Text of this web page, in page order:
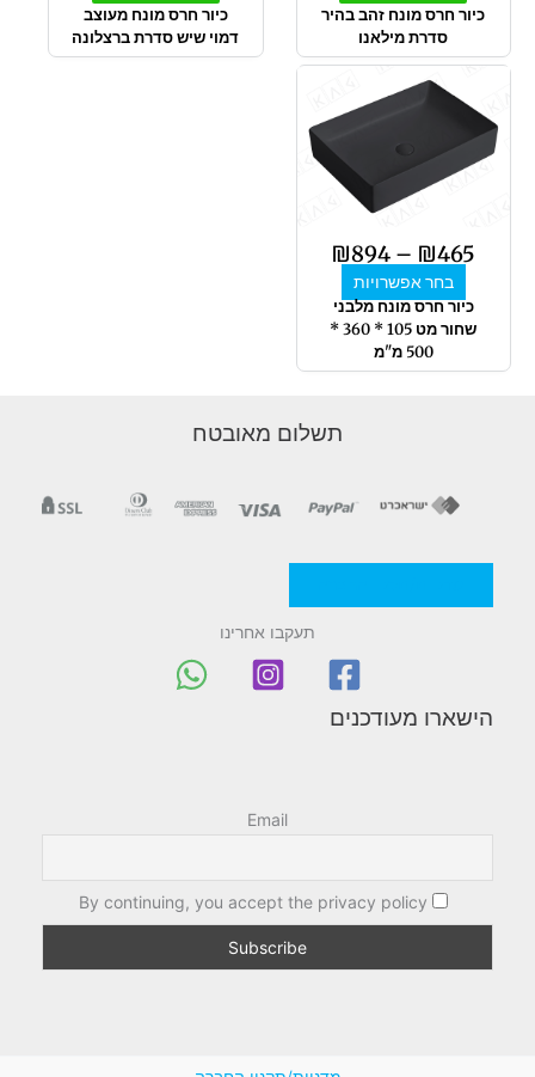
כיור חרס מונח זהב בהיר
סדרת מילאנו
כיור חרס מונח מעוצב
דמוי שיש סדרת ברצלונה
₪465
–
₪894
טווח
עד
בחר אפשרויות
סוגים.
ניתן
את
האפשרויות
בעמוד
המוצר
כיור חרס מונח מלבני
שחור מט 105 * 360 *
500 מ"מ
תשלום מאובטח
תעקבו אחרינו
הישארו מעודכנים
Email
By continuing, you accept the privacy policy